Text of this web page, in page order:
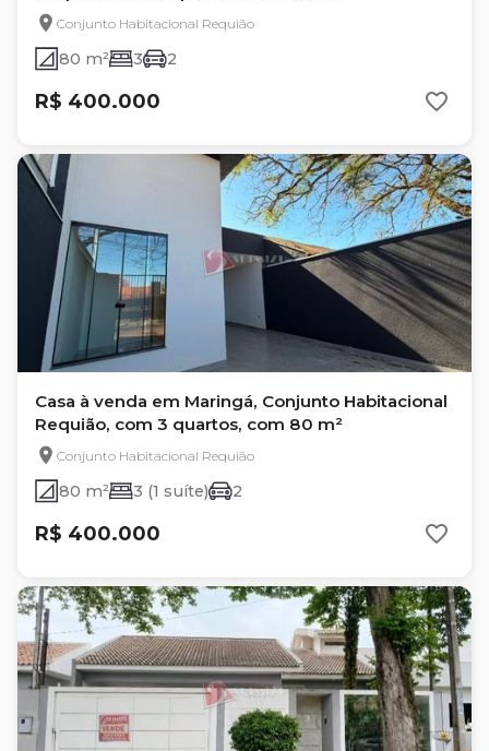
Conjunto Habitacional Requião
80 m² 3 2
R$ 400.000
Casa à venda em Maringá, Conjunto Habitacional
Requião, com 3 quartos, com 80 m²
Conjunto Habitacional Requião
80 m² 3 (1 suíte) 2
R$ 400.000